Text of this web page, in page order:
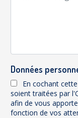
Données
En cochant
soient traitées par
afin de vous
fonction de vos